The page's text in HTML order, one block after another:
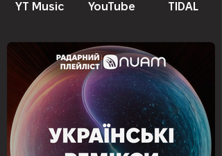
YT Music YouTube TIDAL